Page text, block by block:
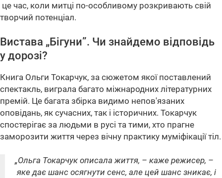
це час, коли митці по-особливому розкривають свій
творчий потенціал.
Вистава „Бігуни”. Чи знайдемо відповідь
у дорозі?
Книга Ольги Токарчук, за сюжетом якої поставлений
спектакль, виграла багато міжнародних літературних
премій. Це багата збірка видимо непов'язаних
оповідань, як сучасних, так і історичних. Токарчук
спостерігає за людьми в русі та тими, хто прагне
заморозити життя через вічну практику муміфікації тіл.
„Ольга Токарчук описала життя, – каже режисер, –
яке дає шанс осягнути сенс, але цей шанс зникає, і